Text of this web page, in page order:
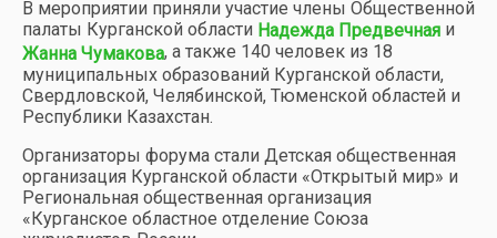
В мероприятии приняли участие члены Общественной
палаты Курганской области Надежда Предвечная и
Жанна Чумакова, а также 140 человек из 18
муниципальных образований Курганской области,
Свердловской, Челябинской, Тюменской областей и
Республики Казахстан.
Организаторы форума стали Детская общественная
организация Курганской области «Открытый мир» и
Региональная общественная организация
«Курганское областное отделение Союза